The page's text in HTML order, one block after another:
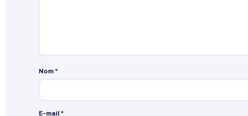
Nom *
E-mail *